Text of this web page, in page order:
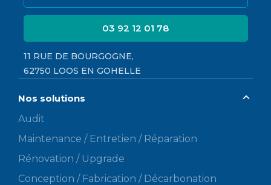
Nos solutions
Audit
Maintenance / Entretien / Réparation
Rénovation / Upgrade
Conception / Fabrication / Décarbonation
03 92 12 01 78
11 RUE DE BOURGOGNE,
62750 LOOS EN GOHELLE